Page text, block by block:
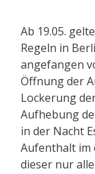
Ab 19.05.
Regeln in
angefangen
Öffnung der
Lockerung
Aufhebung
in der Nacht
Aufenthalt im
dieser nur